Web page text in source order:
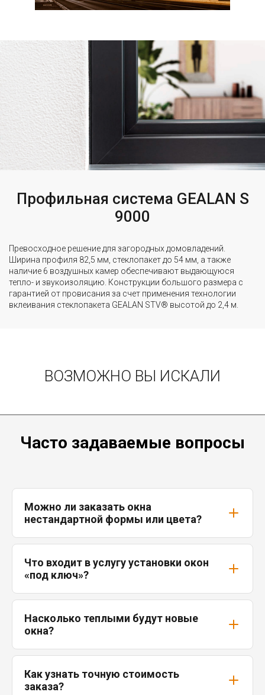
Профильная система GEALAN S
9000
Превосходное решение для загородных домовладений.
Ширина профиля 82,5 мм, стеклопакет до 54 мм, а также
наличие 6 воздушных камер обеспечивают выдающуюся
тепло- и звукоизоляцию. Конструкции большого размера с
гарантией от провисания за счет применения технологии
вклеивания стеклопакета GEALAN STV® высотой до 2,4 м.
ВОЗМОЖНО ВЫ ИСКАЛИ
Часто задаваемые вопросы
Можно ли заказать окна
нестандартной формы или цвета?
Что входит в услугу установки окон
«под ключ»?
Насколько теплыми будут новые
окна?
Как узнать точную стоимость
заказа?